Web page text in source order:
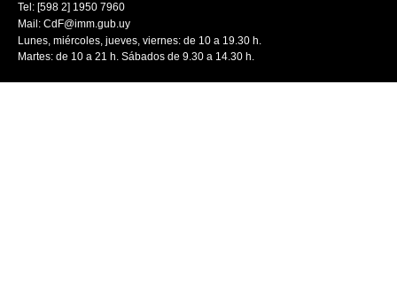
Tel: [598 2] 1950 7960
Mail: CdF@imm.gub.uy
Lunes, miércoles, jueves, viernes: de 10 a 19.30 h.
Martes: de 10 a 21 h. Sábados de 9.30 a 14.30 h.